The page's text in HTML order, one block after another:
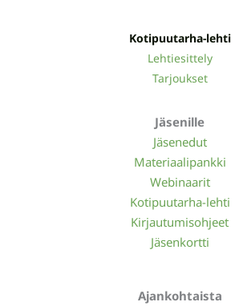
Kotipuutarha-lehti
Lehtiesittely
Tarjoukset
Jäsenille
Jäsenedut
Materiaalipankki
Webinaarit
Kotipuutarha-lehti
Kirjautumisohjeet
Jäsenkortti
Ajankohtaista